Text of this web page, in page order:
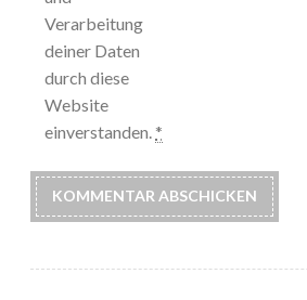
Verarbeitung
deiner Daten
durch diese
Website
einverstanden. *